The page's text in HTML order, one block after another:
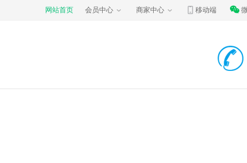
网站首页 会员中心 商家中心 移动端